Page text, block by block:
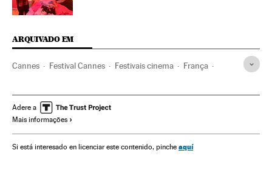
ARQUIVADO EM
Cannes Festival Cannes Festivais cinema França
América Latina Europa Ocidental
Sexo
Festival Cannes 2015
Adere a
Mais informações
Si está interesado en licenciar este contenido, pinche aquí